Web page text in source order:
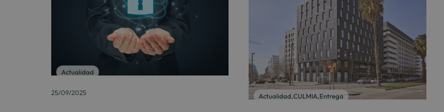
Actualidad
25/09/2025 Actualidad,CULMIA,Entrega